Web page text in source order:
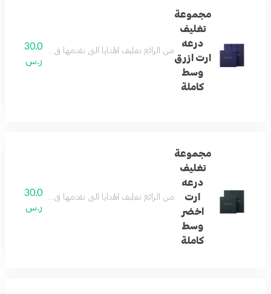
مجموعة
تغليف
درعه
ارت ازرق
وسط
كاملة
من الرائع تغليف الهدايا التي نقدمها في حياتنا ...
30.0
ر.س
مجموعة
تغليف
درعه
ارت
اخضر
وسط
كاملة
من الرائع تغليف الهدايا التي نقدمها في حياتنا ...
30.0
ر.س